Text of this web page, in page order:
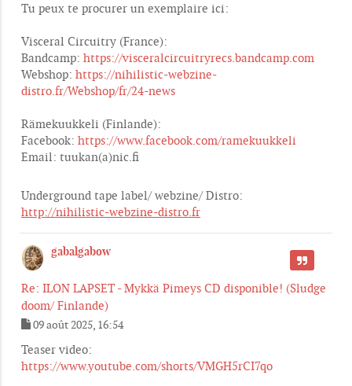
Tu peux te procurer un exemplaire ici:
Visceral Circuitry (France):
Bandcamp: https://visceralcircuitryrecs.bandcamp.com
Webshop: https://nihilistic-webzine-
distro.fr/Webshop/fr/24-news
Rämekuukkeli (Finlande):
Facebook: https://www.facebook.com/ramekuukkeli
Email: tuukan(a)nic.fi
Underground tape label/ webzine/ Distro:
http://nihilistic-webzine-distro.fr
gabalgabow
Re: ILON LAPSET - Mykkä Pimeys CD disponible! (Sludge
doom/ Finlande)
CITER
e
s
s
09 août 2025, 16:54
Teaser video:
https://www.youtube.com/shorts/VMGH5rCI7qo